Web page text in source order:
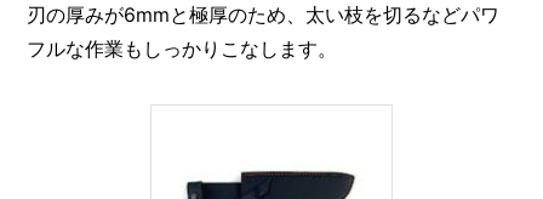
刃の厚みが6mmと極厚のため、太い枝を切るなどパワ
フルな作業もしっかりこなします。